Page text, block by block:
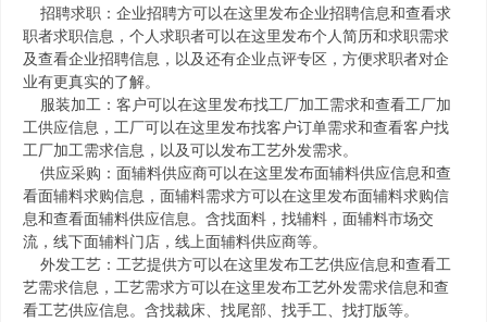
招聘求职：企业招聘方可以在这里发布企业招聘信息和查看求
职者求职信息，个人求职者可以在这里发布个人简历和求职需求
及查看企业招聘信息，以及还有企业点评专区，方便求职者对企
业有更真实的了解。
服装加工：客户可以在这里发布找工厂加工需求和查看工厂加
工供应信息，工厂可以在这里发布找客户订单需求和查看客户找
工厂加工需求信息，以及可以发布工艺外发需求。
供应采购：面辅料供应商可以在这里发布面辅料供应信息和查
看面辅料求购信息，面辅料需求方可以在这里发布面辅料求购信
息和查看面辅料供应信息。含找面料，找辅料，面辅料市场交
流，线下面辅料门店，线上面辅料供应商等。
外发工艺：工艺提供方可以在这里发布工艺供应信息和查看工
艺需求信息，工艺需求方可以在这里发布工艺外发需求信息和查
看工艺供应信息。含找裁床、找尾部、找手工、找打版等。